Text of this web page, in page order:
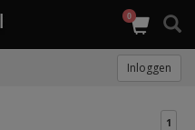
0
Inloggen
1